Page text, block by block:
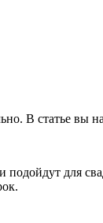
В статье
для